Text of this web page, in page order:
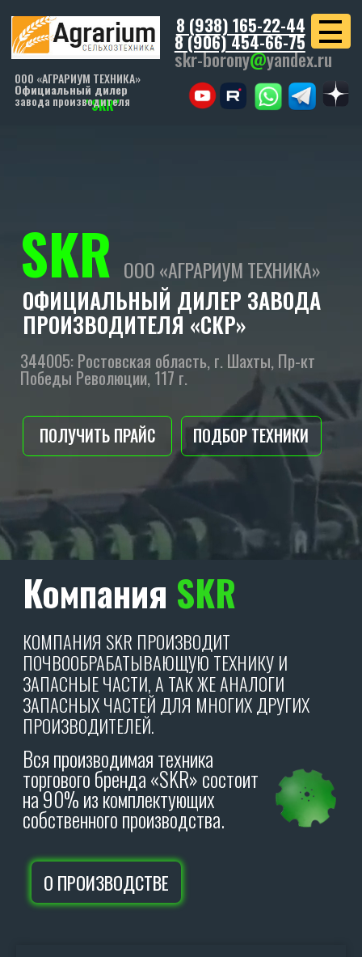
8 (938) 165-22-44
8 (906) 454-66-75
skr-borony@yandex.ru
"SKR"
ООО «АГРАРИУМ ТЕХНИКА»
завода производителя
ПРОИЗВОДИТЕЛЯ «СКР»
344005: Ростовская область, г. Шахты, Пр-кт
Победы Революции, 117 г.
ПОЛУЧИТЬ ПРАЙС ПОДБОР ТЕХНИКИ
Вся производимая техника
торгового бренда «SKR» состоит
собственного производства.
КОМПАНИЯ SKR ПРОИЗВОДИТ
ПОЧВООБРАБАТЫВАЮЩУЮ ТЕХНИКУ И
ЗАПАСНЫЕ ЧАСТИ, А ТАК ЖЕ АНАЛОГИ
ЗАПАСНЫХ ЧАСТЕЙ ДЛЯ МНОГИХ ДРУГИХ
ПРОИЗВОДИТЕЛЕЙ.
КомпанияSKR